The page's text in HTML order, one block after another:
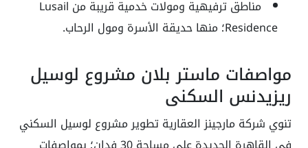
مناطق ترفيهية ومولات خدمية قريبة من Lusail
Residence؛ منها حديقة الأسرة ومول الرحاب.
مواصفات ماستر بلان مشروع لوسيل
ريزيدنس السكني
تنوي شركة مارجينز العقارية تطوير مشروع لوسيل السكني